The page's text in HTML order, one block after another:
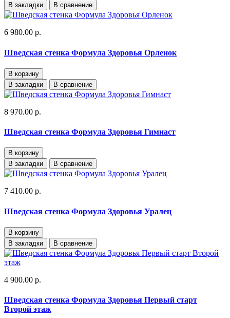
В закладки
В сравнение
6 980.00 р.
Шведская стенка Формула Здоровья Орленок
В корзину
В закладки
В сравнение
8 970.00 р.
Шведская стенка Формула Здоровья Гимнаст
В корзину
В закладки
В сравнение
7 410.00 р.
Шведская стенка Формула Здоровья Уралец
В корзину
В закладки
В сравнение
4 900.00 р.
Шведская стенка Формула Здоровья Первый старт
Второй этаж